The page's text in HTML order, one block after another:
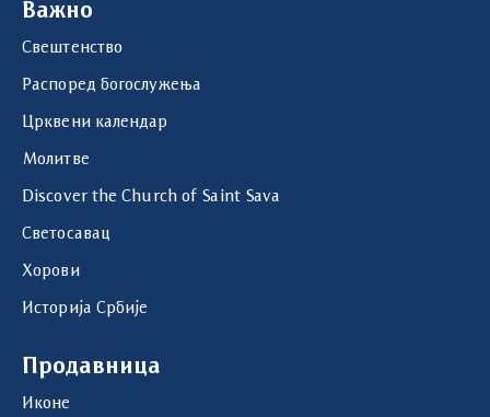
Важно
Свештенство
Распоред богослужења
Црквени календар
Молитве
Discover the Church of Saint Sava
Светосавац
Хорови
Историја Србије
Продавница
Иконе